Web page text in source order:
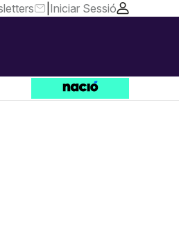
Iniciar Sessió